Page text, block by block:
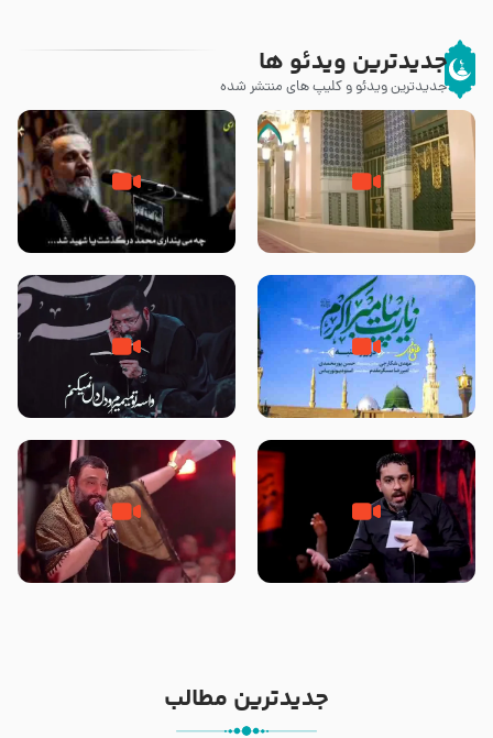
جدیدترین ویدئو ها
جدیدترین ویدئو و کلیپ های منتشر شده
زیارت پیامبر اکرم صلی الله علیه و
اله و سلم در مدینه به همراه
مرگ یا قتل – ملا باسم کربلایی
زیارت پیامبر اکرم صلی الله علیه و
آله در روز شنبه با نوای علی فانی
مصداق کربلا – حاج حسین سیب
سرخی
شور ، حسینا! به‌ حق زهرا «أُنْظُرْ
إِلَینا» – عزاداری شب هفتم ماه
جانا جانا ابی عبدالله – کربلایی جواد
مقدم – شب هشتم محرم 1448 –
جدیدترین مطالب